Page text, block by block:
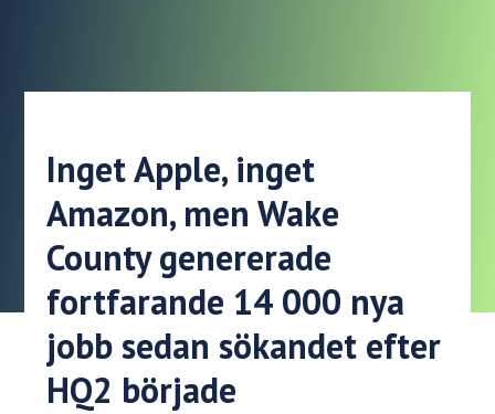
Inget Apple, inget
Amazon, men Wake
County genererade
fortfarande 14 000 nya
jobb sedan sökandet efter
HQ2 började